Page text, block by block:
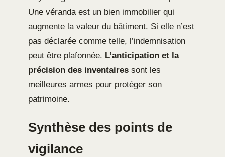
Une véranda est un bien immobilier qui
augmente la valeur du bâtiment. Si elle n’est
pas déclarée comme telle, l’indemnisation
peut être plafonnée. L’anticipation et la
précision des inventaires sont les
meilleures armes pour protéger son
patrimoine.
Synthèse des points de
vigilance